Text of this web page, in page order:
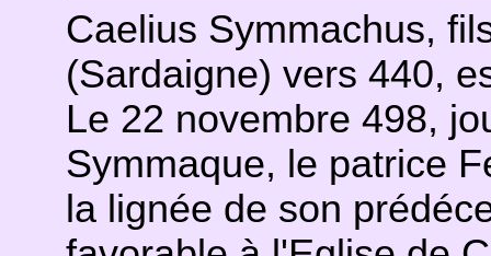
Caelius Symmachus,
(Sardaigne) vers 440,
Le 22 novembre 498,
Symmaque, le patrice
la lignée de son